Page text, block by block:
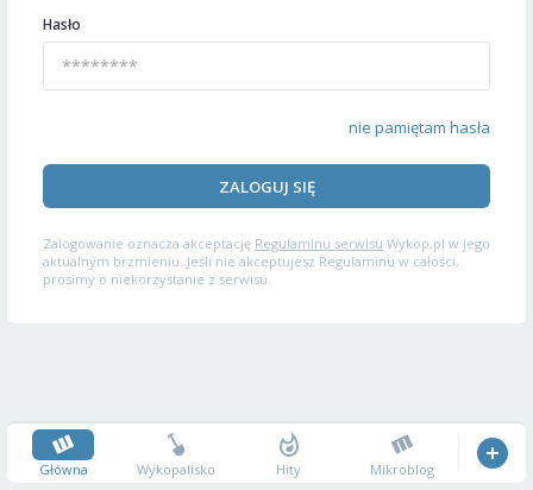
Hasło
nie pamiętam hasła
ZALOGUJ SIĘ
Zalogowanie oznacza akceptację Regulaminu serwisu Wykop.pl w jego
aktualnym brzmieniu. Jeśli nie akceptujesz Regulaminu w całości,
prosimy o niekorzystanie z serwisu.
Główna Wykopalisko Hity Mikroblog